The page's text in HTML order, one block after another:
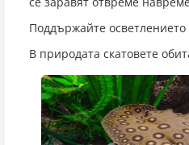
Поддържайте
В природата скатовете